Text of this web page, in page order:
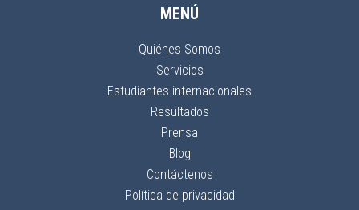
MENÚ
Quiénes Somos
Servicios
Estudiantes internacionales
Resultados
Prensa
Blog
Contáctenos
Política de privacidad